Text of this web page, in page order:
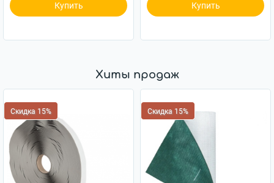
Купить Купить
Хиты продаж
Скидка 15% Скидка 15%